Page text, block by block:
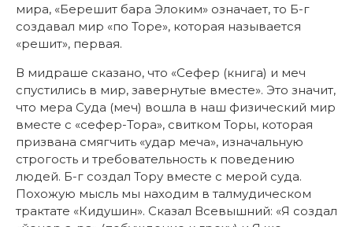
мира, «Берешит бара Элоким» означает, то Б-г
создавал мир «по Торе», которая называется
«решит», первая.
В мидраше сказано, что «Сефер (книга) и меч
спустились в мир, завернутые вместе». Это значит,
что мера Суда (меч) вошла в наш физический мир
вместе с «сефер-Тора», свитком Торы, которая
призвана смягчить «удар меча», изначальную
строгость и требовательность к поведению
людей. Б-г создал Тору вместе с мерой суда.
Похожую мысль мы находим в талмудическом
трактате «Кидушин». Сказал Всевышний: «Я создал